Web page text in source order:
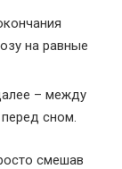
на равные
– между
сном.
смешав